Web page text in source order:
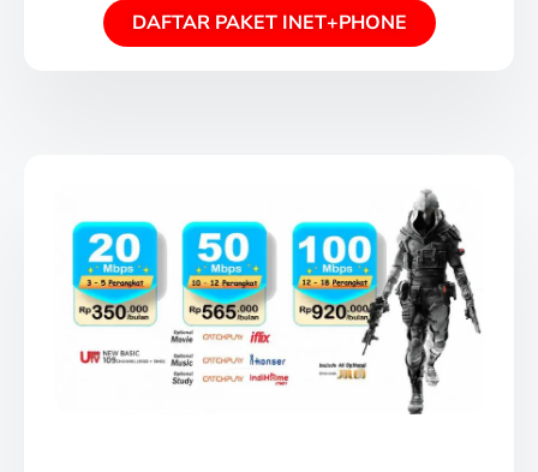
DAFTAR PAKET INET+PHONE